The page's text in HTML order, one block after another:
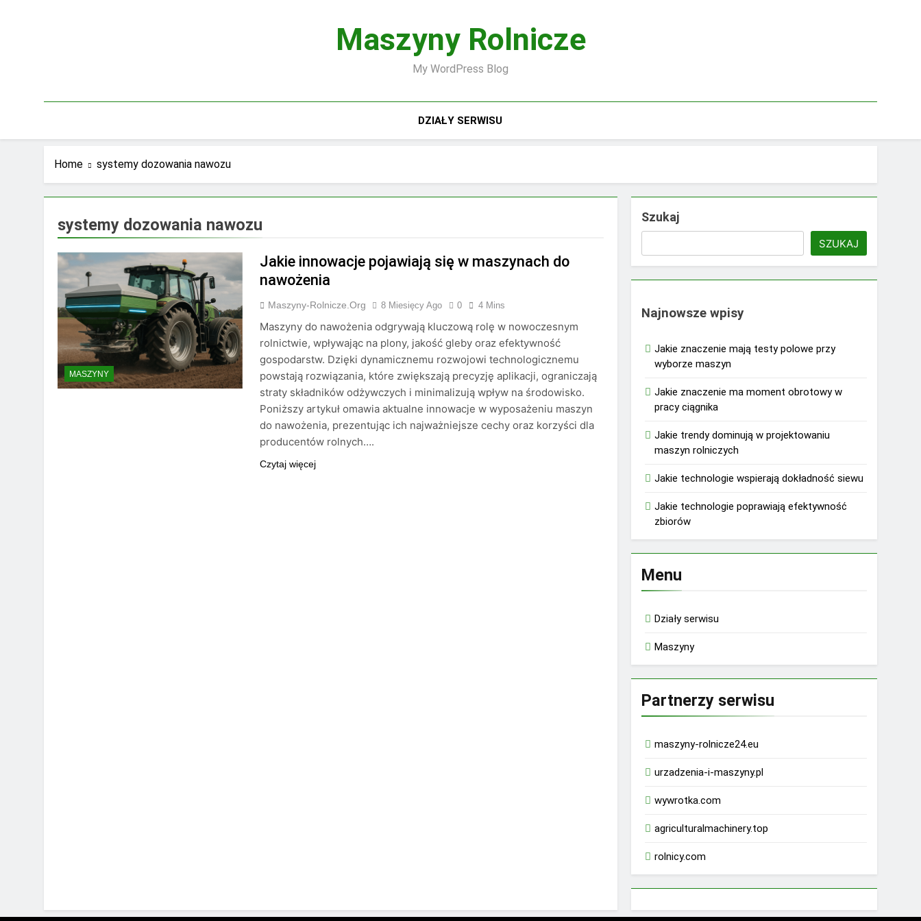
Maszyny Rolnicze
My WordPress Blog
DZIAŁY SERWISU
Home systemy dozowania nawozu
systemy dozowania nawozu
MASZYNY
Jakie innowacje pojawiają się w maszynach do
nawożenia
Maszyny-Rolnicze.org 8 Miesięcy Ago 0 4 Mins
Maszyny do nawożenia odgrywają kluczową rolę w nowoczesnym
rolnictwie, wpływając na plony, jakość gleby oraz efektywność
gospodarstw. Dzięki dynamicznemu rozwojowi technologicznemu
powstają rozwiązania, które zwiększają precyzję aplikacji, ograniczają
straty składników odżywczych i minimalizują wpływ na środowisko.
Poniższy artykuł omawia aktualne innowacje w wyposażeniu maszyn
do nawożenia, prezentując ich najważniejsze cechy oraz korzyści dla
producentów rolnych….
Czytaj więcej
Szukaj
SZUKAJ
Najnowsze wpisy
Jakie znaczenie mają testy polowe przy
wyborze maszyn
Jakie znaczenie ma moment obrotowy w
pracy ciągnika
Jakie trendy dominują w projektowaniu
maszyn rolniczych
Jakie technologie wspierają dokładność siewu
Jakie technologie poprawiają efektywność
zbiorów
Menu
Działy serwisu
Maszyny
Partnerzy serwisu
maszyny-rolnicze24.eu
urzadzenia-i-maszyny.pl
wywrotka.com
agriculturalmachinery.top
rolnicy.com
rhino 9000 male enhancement pills reviews